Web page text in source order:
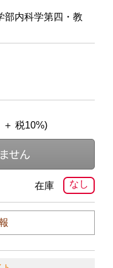
部内科学第四・教
＋ 税10%)
なし
在庫